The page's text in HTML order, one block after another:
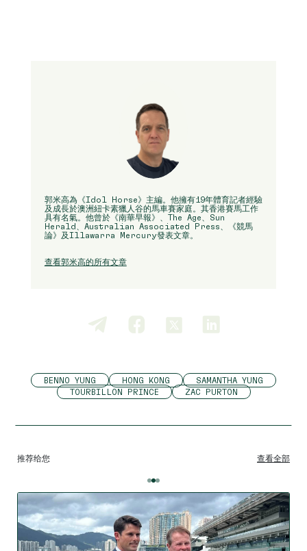
郭米高為《Idol Horse》主編。他擁有19年體育記者經驗
及成長於澳洲紐卡素獵人谷的馬車賽家庭。其香港賽馬工作
具有名氣。他曾於《南華早報》、The Age、Sun
Herald、Australian Associated Press、《競馬
論》及Illawarra Mercury發表文章。
查看郭米高的所有文章
BENNO YUNG HONG KONG
SAMANTHA YUNG
TOURBILLON PRINCE
ZAC PURTON
推荐给您 查看全部